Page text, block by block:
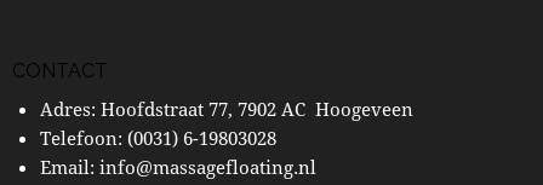
CONTACT
Adres: Hoofdstraat 77, 7902 AC Hoogeveen
Telefoon: (0031) 6-19803028
Email: info@massagefloating.nl